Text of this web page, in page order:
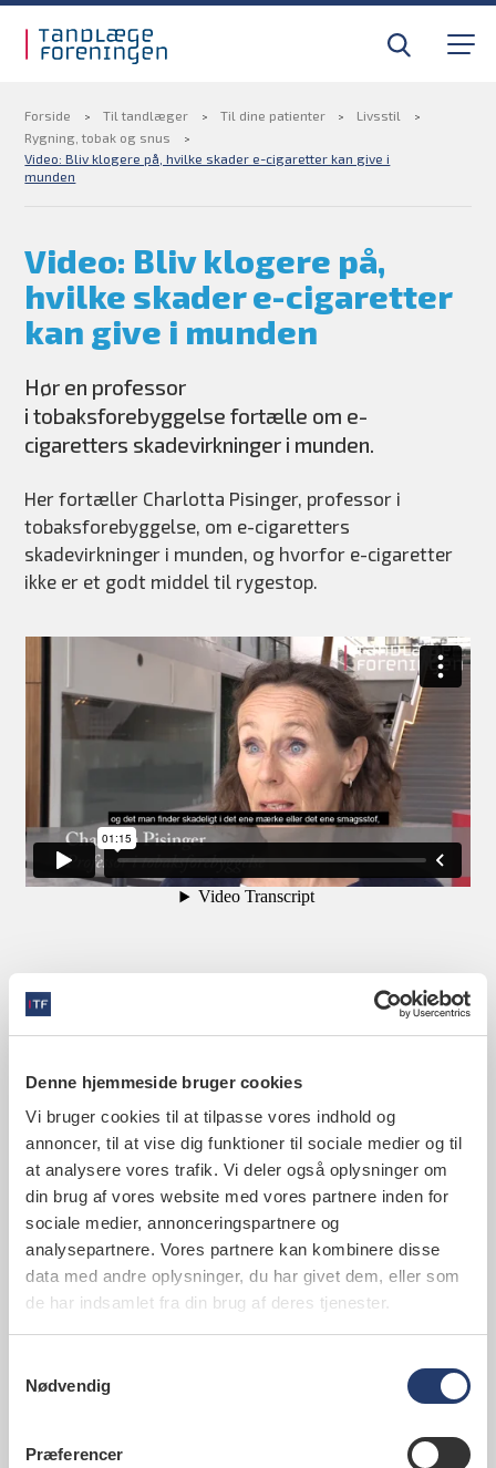
Denne hjemmeside bruger cookies
Vi bruger cookies til at tilpasse vores indhold og
annoncer, til at vise dig funktioner til sociale medier og til
at analysere vores trafik. Vi deler også oplysninger om
din brug af vores website med vores partnere inden for
sociale medier, annonceringspartnere og
analysepartnere. Vores partnere kan kombinere disse
data med andre oplysninger, du har givet dem, eller som
de har indsamlet fra din brug af deres tjenester.
Nødvendig
Præferencer
Til tandlæger
Medlemsfordele
Til pressen
Om foreningen
Find din tandlægevagt
BLIV MEDLEM
Forside Til tandlæger Til dine patienter
Livsstil
Rygning, tobak og snus
Video: Bliv klogere på, hvilke skader e-cigaretter kan give i
munden
Video: Bliv klogere på,
hvilke skader e-cigaretter
kan give i munden
Hør en professor
i tobaksforebyggelse fortælle om e-
cigaretters skadevirkninger i munden.
Her fortæller Charlotta Pisinger, professor i
tobaksforebyggelse, om e-cigaretters
skadevirkninger i munden, og hvorfor e-cigaretter
ikke er et godt middel til rygestop.
Tandlægeforeningen besvarer
patienthenvendelser, da vi er en
interesseorganisation for
tandlæger.
Vi anbefaler i stedet:
Kontakt din egen tandlæge med dit
spørgsmål.
Hvis din tandlæge ikke kan hjælpe dig,
kan du eventuelt kontakte en
Patientklagers hjemmeside
du har spørgsmål om tilskud til